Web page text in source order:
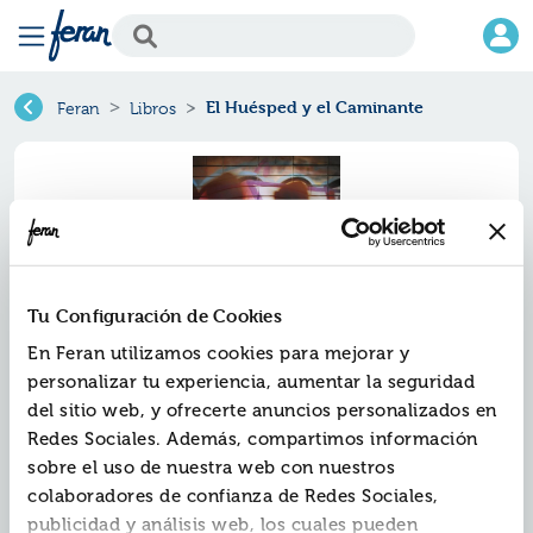
Tu Configuración de Cookies
En Feran utilizamos cookies para mejorar y
personalizar tu experiencia, aumentar la seguridad
del sitio web, y ofrecerte anuncios personalizados en
Redes Sociales. Además, compartimos información
sobre el uso de nuestra web con nuestros
colaboradores de confianza de Redes Sociales,
publicidad y análisis web, los cuales pueden
Feran Libros El Huésped y el Caminante
El huésped y el caminante
Ref.ZED-AN125
ISBN:9788426376855